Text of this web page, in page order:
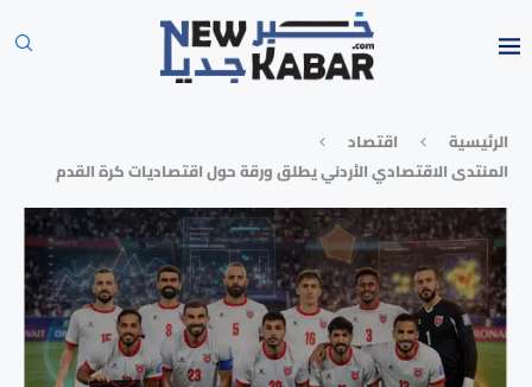
الرئيسية
⁠اقتصاد
المنتدى الاقتصادي الأردني يطلق ورقة حول اقتصاديات كرة القدم